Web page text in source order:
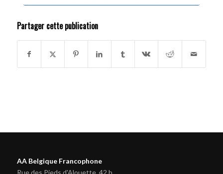
Partager cette publication
AA Belgique Francophone
Rue des Pieds d'Alouette, 42 b